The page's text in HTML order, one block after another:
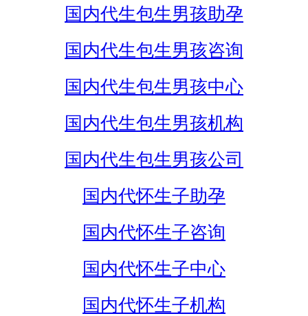
国内代生包生男孩助孕
国内代生包生男孩咨询
国内代生包生男孩中心
国内代生包生男孩机构
国内代生包生男孩公司
国内代怀生子助孕
国内代怀生子咨询
国内代怀生子中心
国内代怀生子机构